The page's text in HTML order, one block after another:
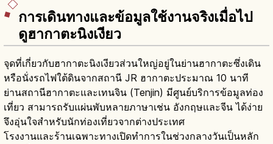
การเดินทางและข้อมูลใช้งานจริงเมื่อไป
ดูฮากาตะนิงเงียว
จุดที่เกี่ยวกับฮากาตะนิงเงียวส่วนใหญ่อยู่ในย่านฮากาตะซึ่งเดิน
หรือนั่งรถไฟใต้ดินจากสถานี JR ฮากาตะประมาณ 10 นาที
ย่านสถานีฮากาตะและเทนจิน (Tenjin) มีศูนย์บริการข้อมูลท่อง
เที่ยว สามารถรับแผ่นพับหลายภาษาเช่น อังกฤษและจีน ได้ง่าย
จึงอุ่นใจสำหรับนักท่องเที่ยวจากต่างประเทศ
โรงงานและร้านเฉพาะทางเปิดทำการในช่วงกลางวันเป็นหลัก